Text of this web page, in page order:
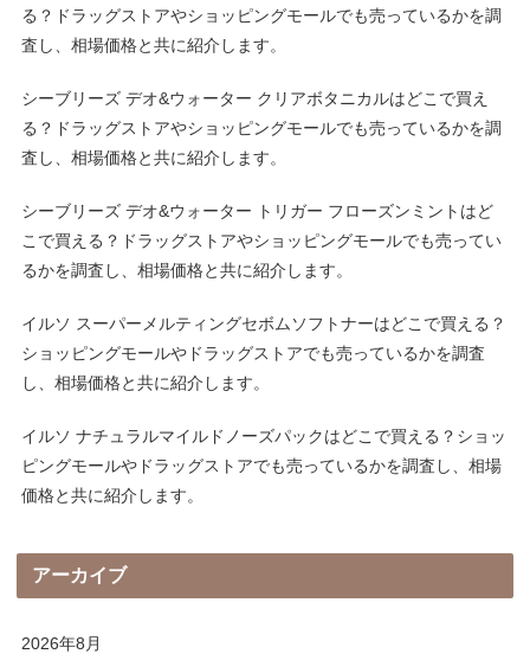
る？ドラッグストアやショッピングモールでも売っているかを調
査し、相場価格と共に紹介します。
シーブリーズ デオ&ウォーター クリアボタニカルはどこで買え
る？ドラッグストアやショッピングモールでも売っているかを調
査し、相場価格と共に紹介します。
シーブリーズ デオ&ウォーター トリガー フローズンミントはど
こで買える？ドラッグストアやショッピングモールでも売ってい
るかを調査し、相場価格と共に紹介します。
イルソ スーパーメルティングセボムソフトナーはどこで買える？
ショッピングモールやドラッグストアでも売っているかを調査
し、相場価格と共に紹介します。
イルソ ナチュラルマイルドノーズパックはどこで買える？ショッ
ピングモールやドラッグストアでも売っているかを調査し、相場
価格と共に紹介します。
アーカイブ
2026年8月